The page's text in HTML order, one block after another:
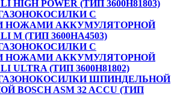
HIGH POWER (ТИП 3600H81803)
С
НОЖАМИ АККУМУЛЯТОРНОЙ
M (ТИП 3600HA4503)
С
НОЖАМИ АККУМУЛЯТОРНОЙ
ULTRA (ТИП 3600H81802)
ШПИНДЕЛЬНОЙ
BOSCH ASM 32 ACCU (ТИП